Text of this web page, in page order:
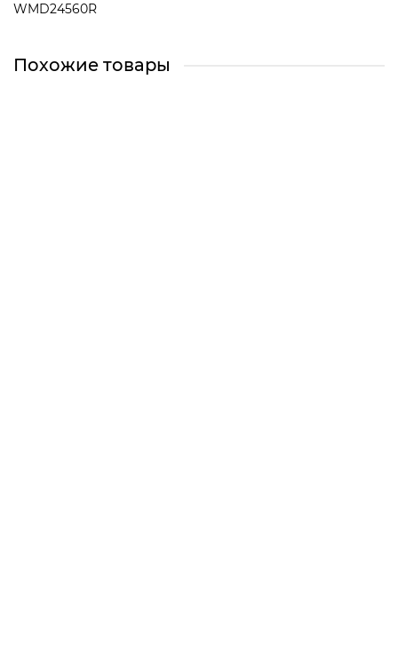
WMD24560R
Похожие товары